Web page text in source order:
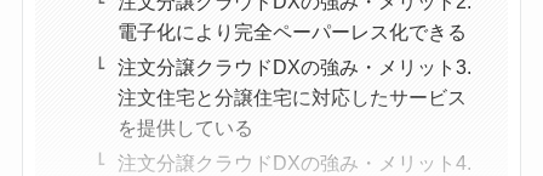
電子化により完全ペーパーレス化できる
注文分譲クラウドDXの強み・メリット3.
注文住宅と分譲住宅に対応したサービス
を提供している
注文分譲クラウドDXの強み・メリット4.